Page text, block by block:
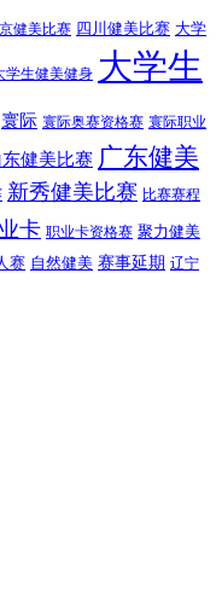
健美比赛 四川健美比赛 大学
学生健美健身 大学生
寰际 寰际奥赛资格赛 寰际职业
东健美比赛 广东健美
新秀健美比赛 比赛赛程
卡 职业卡资格赛 聚力健美
赛 自然健美 赛事延期 辽宁